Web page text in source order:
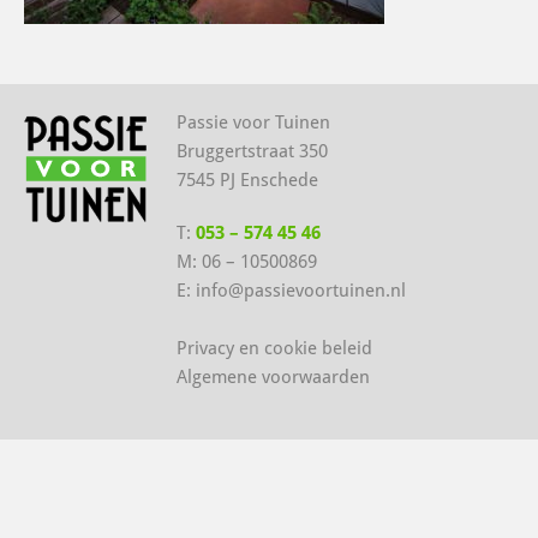
Passie voor Tuinen
Bruggertstraat 350
7545 PJ Enschede
T: 053 – 574 45 46
M: 06 – 10500869
E: info@passievoortuinen.nl
Privacy en cookie beleid
Algemene voorwaarden